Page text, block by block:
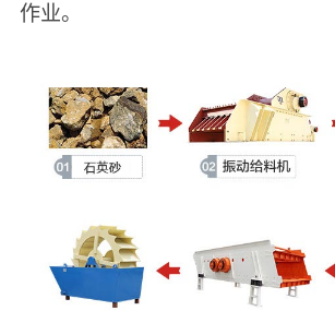
作业。